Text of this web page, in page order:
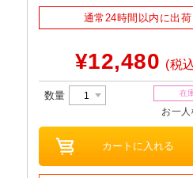
通常24時間以内に出荷
¥12,480 (税
数量 在
お一